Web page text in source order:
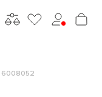
6008052